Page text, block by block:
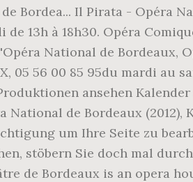
Bordea... Il Pirata - Opéra
de 13h à 18h30. Opéra
National de Bordeaux,
05 56 00 85 95du mardi au
ansehen
National de Bordeaux (2012),
um Ihre Seite zu
stöbern Sie doch mal
de Bordeaux is an opera